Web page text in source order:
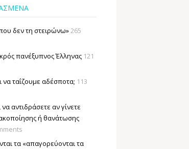
δεν τη στειρώνω»265
πανέξυπνος Έλληνας 121
να ταΐζουµε αδέσποτα; 113
αντιδράσετε αν γίνετε
ή θανάτωσης
τα «απαγορεύονται τα